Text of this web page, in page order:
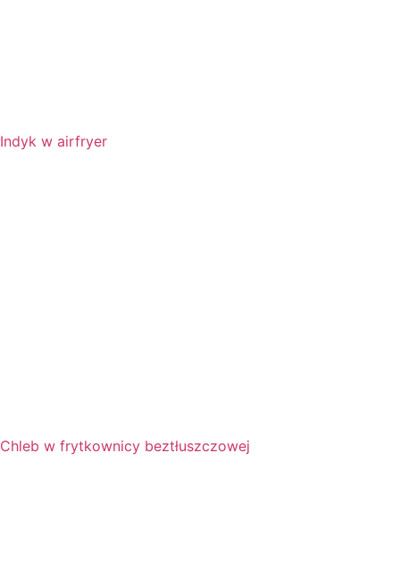
Indyk w airfryer
Chleb w frytkownicy beztłuszczowej